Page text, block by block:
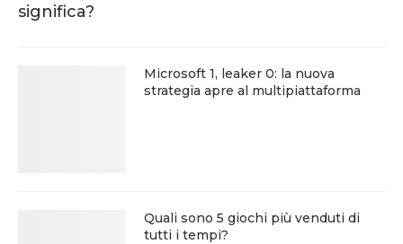
significa?
Microsoft 1, leaker 0: la nuova
strategia apre al multipiattaforma
Quali sono 5 giochi più venduti di
tutti i tempi?